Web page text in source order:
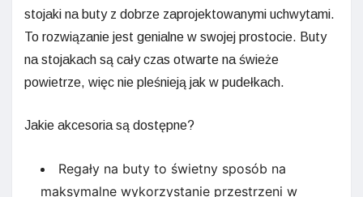
stojaki na buty z dobrze zaprojektowanymi uchwytami.
To rozwiązanie jest genialne w swojej prostocie. Buty
na stojakach są cały czas otwarte na świeże
powietrze, więc nie pleśnieją jak w pudełkach.
Jakie akcesoria są dostępne?
Regały na buty to świetny sposób na
maksymalne wykorzystanie przestrzeni w